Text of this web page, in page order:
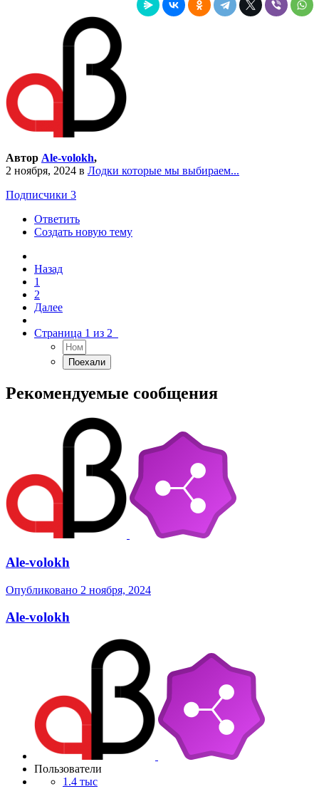
Автор Ale-volokh,
2 ноября, 2024 в Лодки которые мы выбираем...
Подписчики 3
Ответить
Создать новую тему
Назад
1
2
Далее
Страница 1 из 2
Рекомендуемые сообщения
Ale-volokh
Опубликовано 2 ноября, 2024
Ale-volokh
Пользователи
1.4 тыс